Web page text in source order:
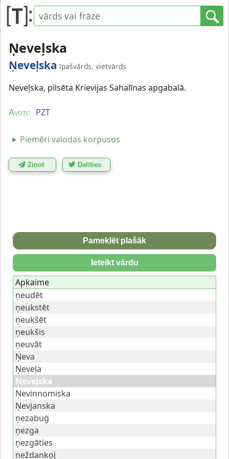
Ņeveļska
Ņeveļska īpašvārds, vietvārds
Neveļska, pilsēta Krievijas Sahalīnas apgabalā.
Avoti: PZT
Piemēri valodas korpusos
Ziņot Dalīties
Pameklēt plašāk
Ieteikt vārdu
Apkaime
ņeudēt
ņeukstēt
ņeukšēt
ņeukšis
ņeuvāt
Ņeva
Ņeveļa
Ņeveļska
Ņevinnomiska
Ņevjanska
ņezabuģ
ņezga
ņezgāties
ņeždankoj